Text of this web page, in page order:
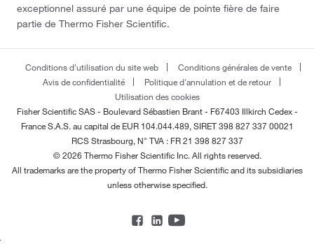
exceptionnel assuré par une équipe de pointe fière de faire
partie de Thermo Fisher Scientific.
Conditions d'utilisation du site web
Conditions générales de vente
Avis de confidentialité
Politique d'annulation et de retour
Utilisation des cookies
Fisher Scientific SAS - Boulevard Sébastien Brant - F67403 Illkirch Cedex -
FranceS.A.S. au capital de EUR 104.044.489, SIRET 398 827 337 00021
RCS Strasbourg, N° TVA : FR 21 398 827 337
© 2026 Thermo Fisher Scientific Inc. All rights reserved.
All trademarks are the property of Thermo Fisher Scientific and its subsidiaries
unless otherwise specified.